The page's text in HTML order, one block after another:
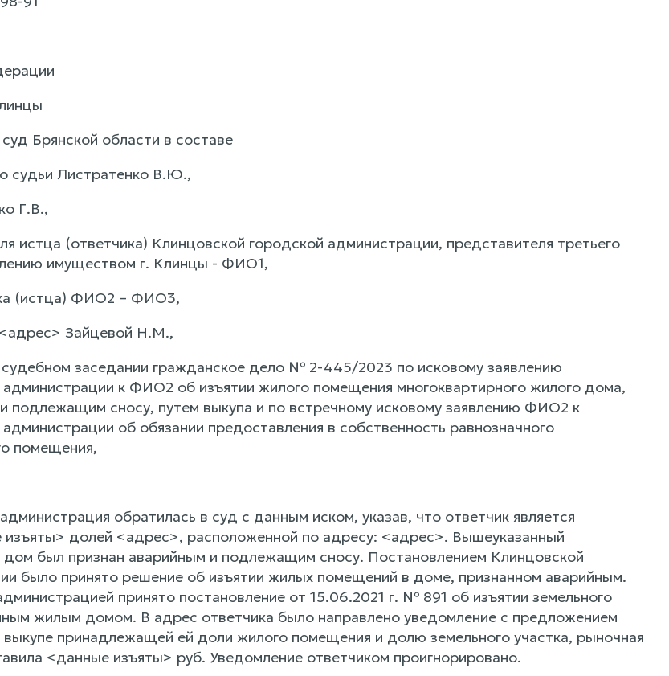
Брянской области в составе
судьи Листратенко В.Ю.,
Г.В.,
истца (ответчика) Клинцовской городской администрации, представителя третьего
имуществом г. Клинцы - ФИО1,
(истца) ФИО2 – ФИО3,
Зайцевой Н.М.,
заседании гражданское дело № 2-445/2023 по исковому заявлению
к ФИО2 об изъятии жилого помещения многоквартирного жилого дома,
подлежащим сносу, путем выкупа и по встречному исковому заявлению ФИО2 к
об обязании предоставления в собственность равнозначного
помещения,
обратилась в суд с данным иском, указав, что ответчик является
изъяты> долей <адрес>, расположенной по адресу: <адрес>. Вышеуказанный
был признан аварийным и подлежащим сносу. Постановлением Клинцовской
было принято решение об изъятии жилых помещений в доме, признанном аварийным.
принято постановление от 15.06.2021 г. № 891 об изъятии земельного
жилым домом. В адрес ответчика было направлено уведомление с предложением
выкупе принадлежащей ей доли жилого помещения и долю земельного участка, рыночная
<данные изъяты> руб. Уведомление ответчиком проигнорировано.